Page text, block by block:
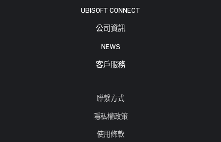
UBISOFT CONNECT
公司資訊
NEWS
客戶服務
聯繫方式
隱私權政策
使用條款